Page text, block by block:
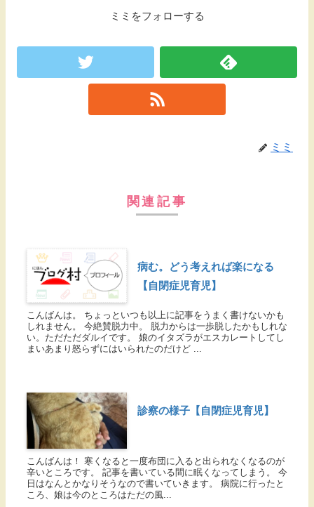
ミミをフォローする
ミミ
関連記事
病む。どう考えれば楽になる
【自閉症児育児】
こんばんは。 ちょっといつも以上に記事をうまく書けないかも
しれません。 今絶賛脱力中。 脱力からは一歩脱したかもしれな
い。ただただダルイです。 娘のイタズラがエスカレートしてし
まいあまり怒らずにはいられたのだけど ...
診察の様子【自閉症児育児】
こんばんは！ 寒くなると一度布団に入ると出られなくなるのが
辛いところです。 記事を書いている間に眠くなってしまう。 今
日はなんとかなりそうなので書いていきます。 病院に行ったと
ころ、娘は今のところはただの風...